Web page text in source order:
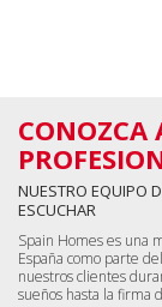
CONOZCA
NUESTRO EQUIPO
ESCUCHAR
Spain Homes es una
España como parte
nuestros clientes
sueños hasta la firma